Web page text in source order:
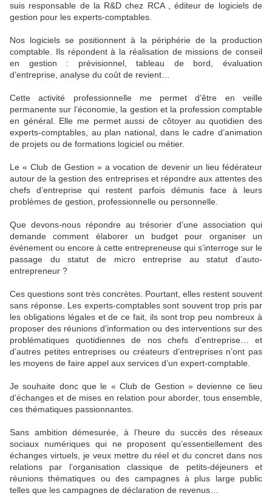
suis responsable de la R&D chez RCA , éditeur de logiciels de
gestion pour les experts-comptables.
Nos logiciels se positionnent à la périphérie de la production
comptable. Ils répondent à la réalisation de missions de conseil
en gestion : prévisionnel, tableau de bord, évaluation
d’entreprise, analyse du coût de revient…
Cette activité professionnelle me permet d’être en veille
permanente sur l’économie, la gestion et la profession comptable
en général. Elle me permet aussi de côtoyer au quotidien des
experts-comptables, au plan national, dans le cadre d’animation
de projets ou de formations logiciel ou métier.
Le « Club de Gestion » a vocation de devenir un lieu fédérateur
autour de la gestion des entreprises et répondre aux attentes des
chefs d’entreprise qui restent parfois démunis face à leurs
problèmes de gestion, professionnelle ou personnelle.
Que devons-nous répondre au trésorier d’une association qui
demande comment élaborer un budget pour organiser un
événement ou encore à cette entrepreneuse qui s’interroge sur le
passage du statut de micro entreprise au statut d’auto-
entrepreneur ?
Ces questions sont très concrètes. Pourtant, elles restent souvent
sans réponse. Les experts-comptables sont souvent trop pris par
les obligations légales et de ce fait, ils sont trop peu nombreux à
proposer des réunions d’information ou des interventions sur des
problématiques quotidiennes de nos chefs d’entreprise… et
d’autres petites entreprises ou créateurs d’entreprises n’ont pas
les moyens de faire appel aux services d’un expert-comptable.
Je souhaite donc que le « Club de Gestion » devienne ce lieu
d’échanges et de mises en relation pour aborder, tous ensemble,
ces thématiques passionnantes.
Sans ambition démesurée, à l’heure du succès des réseaux
sociaux numériques qui ne proposent qu’essentiellement des
échanges virtuels, je veux mettre du réel et du concret dans nos
relations par l’organisation classique de petits-déjeuners et
réunions thématiques ou des campagnes à plus large public
telles que les campagnes de déclaration de revenus…